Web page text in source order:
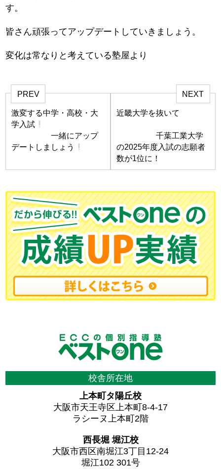
す。
皆さん頑張ってアップデートしていきましょう。
変化は常なりと考えている塾屋より
PREV
激変する中学・高校・大
学入試
一緒にアップ
デートしましょう
NEXT
近畿大学を抜いて
千葉工業大学
の2025年度入試の志願者
数が1位に！
校舎所在地
上本町タ陽丘校
大阪市天王寺区上本町8-4-17
ラシーヌ上本町2階
西長堀 堀江校
大阪市西区南堀江3丁目12-24
堀江102 301号